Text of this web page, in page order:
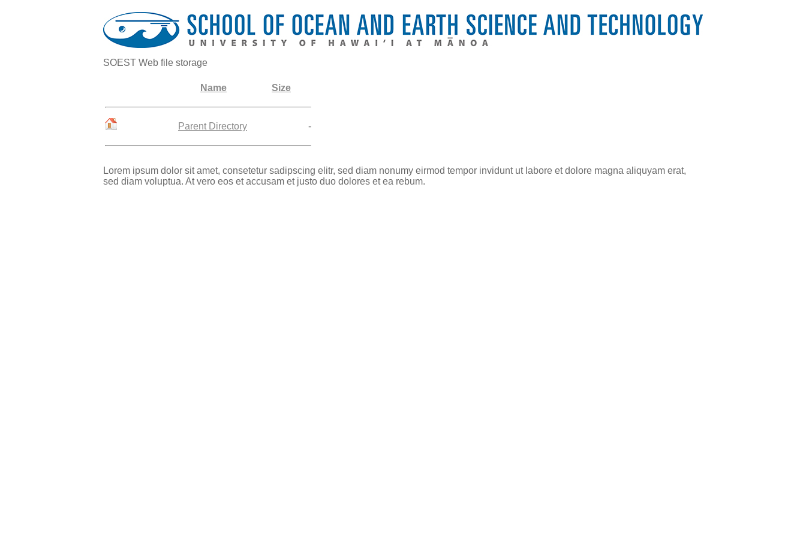
SOEST Web file storage
Name Size
Parent Directory -
Lorem ipsum dolor sit amet, consetetur sadipscing elitr, sed diam nonumy eirmod tempor invidunt ut labore et dolore magna aliquyam erat,
sed diam voluptua. At vero eos et accusam et justo duo dolores et ea rebum.